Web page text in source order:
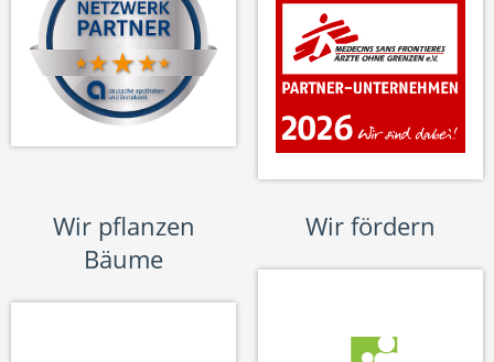
Wir pflanzen
Bäume
Wir fördern